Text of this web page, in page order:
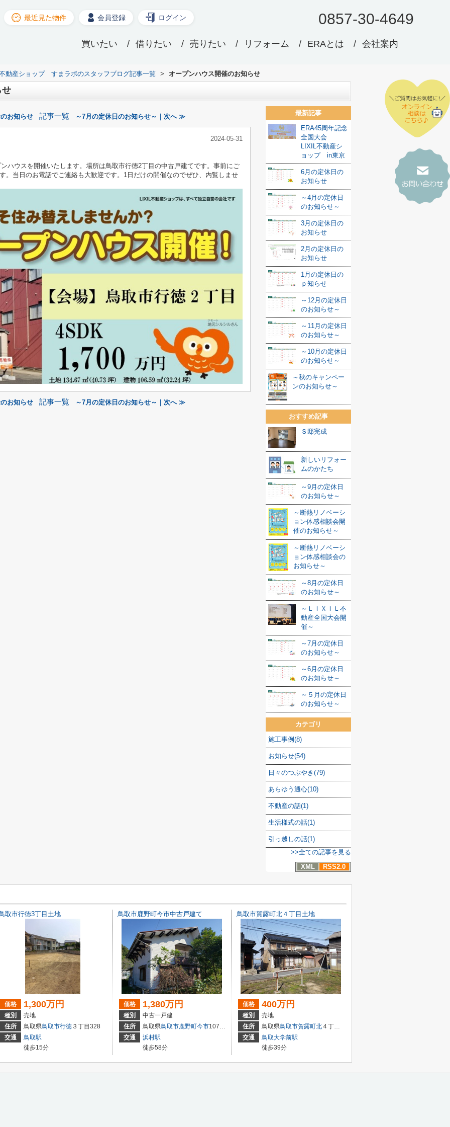
最近見た物件 会員登録 ログイン 0857-30-4649
買いたい 借りたい 売りたい リフォーム ERAとは 会社案内
動産ショップ すまラボのスタッフブログ記事一覧 > オープンハウス開催のお知らせ
せ
お知らせ 記事一覧 ～7月の定休日のお知らせ～｜次へ ≫
2024-05-31
ハウスを開催いたします。場所は鳥取市行徳2丁目の中古戸建てです。事前にご
。当日のお電話でご連絡も大歓迎です。1日だけの開催なのでぜひ、内覧しませ
お知らせ 記事一覧 ～7月の定休日のお知らせ～｜次へ ≫
最新記事
ERA45周年記念
全国大会
LIXIL不動産シ
ョップ in東京
6月の定休日の
お知らせ
～4月の定休日
のお知らせ～
3月の定休日の
お知らせ
2月の定休日の
お知らせ
1月の定休日の
ｐ知らせ
～12月の定休日
のお知らせ～
～11月の定休日
のお知らせ～
～10月の定休日
のお知らせ～
～秋のキャンペー
ンのお知らせ～
おすすめ記事
Ｓ邸完成
新しいリフォー
ムのかたち
～9月の定休日
のお知らせ～
～断熱リノベーシ
ョン体感相談会開
催のお知らせ～
～断熱リノベーシ
ョン体感相談会の
お知らせ～
～8月の定休日
のお知らせ～
～ＬＩＸＩＬ不
動産全国大会開
催～
～7月の定休日
のお知らせ～
～6月の定休日
のお知らせ～
～５月の定休日
のお知らせ～
カテゴリ
施工事例(8)
お知らせ(54)
日々のつぶやき(79)
あらゆう通心(10)
不動産の話(1)
生活様式の話(1)
引っ越しの話(1)
>>全ての記事を見る
XML
RSS2.0
取市行徳3丁目土地
価格 1,300万円
種別
売地
住所
鳥取県鳥取市行徳 ３丁目328
交通
鳥取駅
徒歩15分
鳥取市鹿野町今市中古戸建て
価格 1,380万円
種別
中古一戸建
住所
鳥取県鳥取市鹿野町今市1070-4
交通
浜村駅
徒歩58分
鳥取市賀露町北４丁目土地
価格 400万円
種別
売地
住所
鳥取県鳥取市賀露町北４丁目33-12
交通
鳥取大学前駅
徒歩39分